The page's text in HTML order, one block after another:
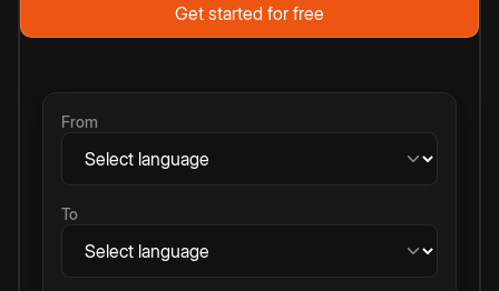
Get started for free
From
To